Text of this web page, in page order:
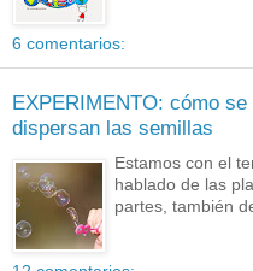
6 comentarios:
EXPERIMENTO: cómo se
dispersan las semillas
Estamos con el
hablado de las
partes, también